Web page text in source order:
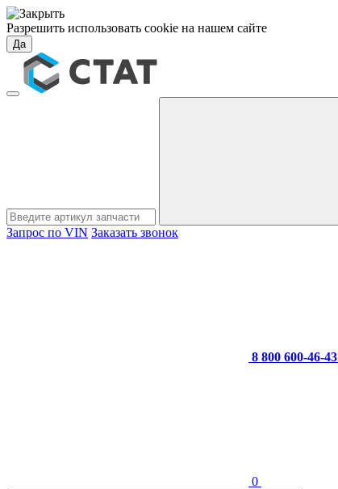
Разрешить использовать cookie на нашем сайте
Да
Запрос по VIN Заказать звонок
8 800 600-46-43
0